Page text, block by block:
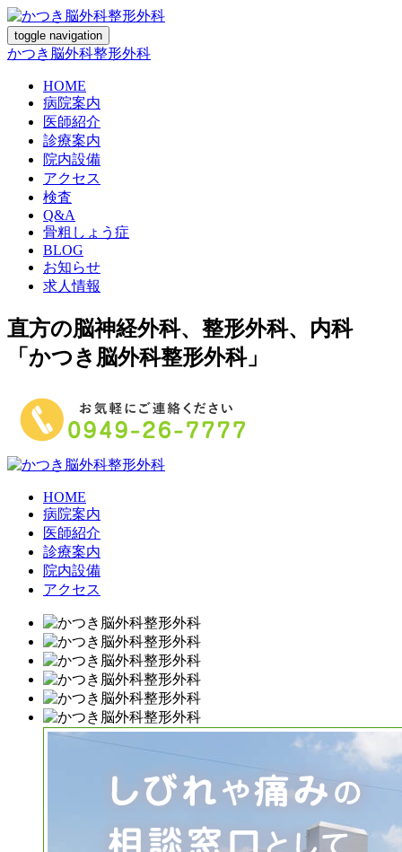
toggle navigation
かつき脳外科整形外科
HOME
病院案内
医師紹介
診療案内
院内設備
アクセス
検査
Q&A
骨粗しょう症
BLOG
お知らせ
求人情報
直方の脳神経外科、整形外科、内科
「かつき脳外科整形外科」
HOME
病院案内
医師紹介
診療案内
院内設備
アクセス